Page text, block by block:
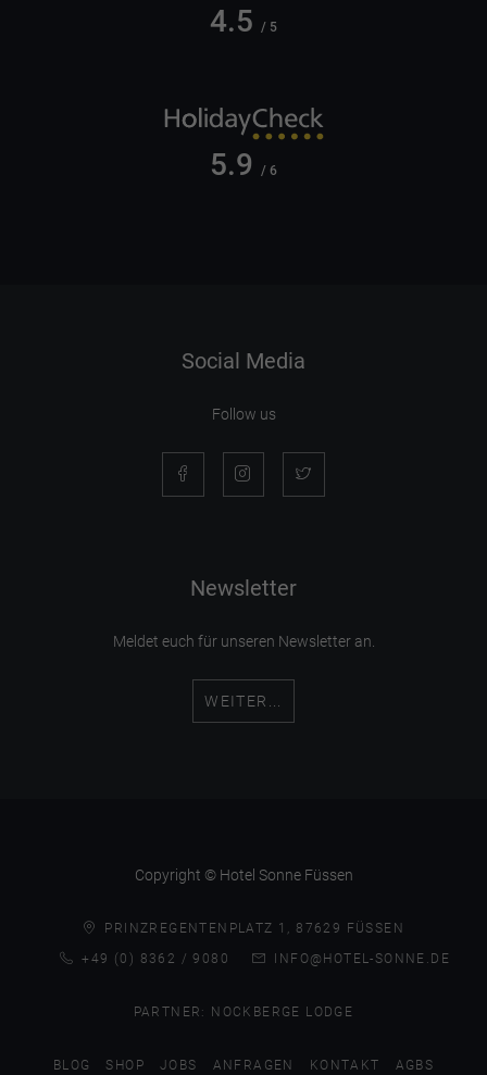
4.5 / 5
5.9 / 6
Social Media
Follow us
Newsletter
Meldet euch für unseren Newsletter an.
WEITER...
Copyright © Hotel Sonne Füssen
PRINZREGENTENPLATZ 1, 87629 FÜSSEN
+49 (0) 8362 / 9080
INFO@HOTEL-SONNE.DE
PARTNER: NOCKBERGE LODGE
BLOG SHOP JOBS ANFRAGEN KONTAKT AGBS